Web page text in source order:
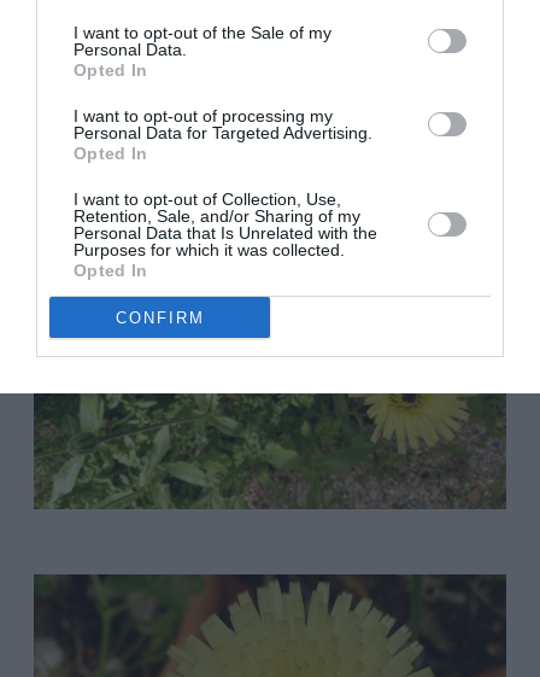
I want to opt-out of the Sale of my
Personal Data.
Opted In
I want to opt-out of processing my
Personal Data for Targeted Advertising.
Opted In
I want to opt-out of Collection, Use,
Retention, Sale, and/or Sharing of my
Personal Data that Is Unrelated with the
Purposes for which it was collected.
Opted In
CONFIRM
piedras que aseguren un perfecto drenaje. Aunque es
una planta silvestre, es una planta de bonita floración y
pies de arbustos de mayor altura.